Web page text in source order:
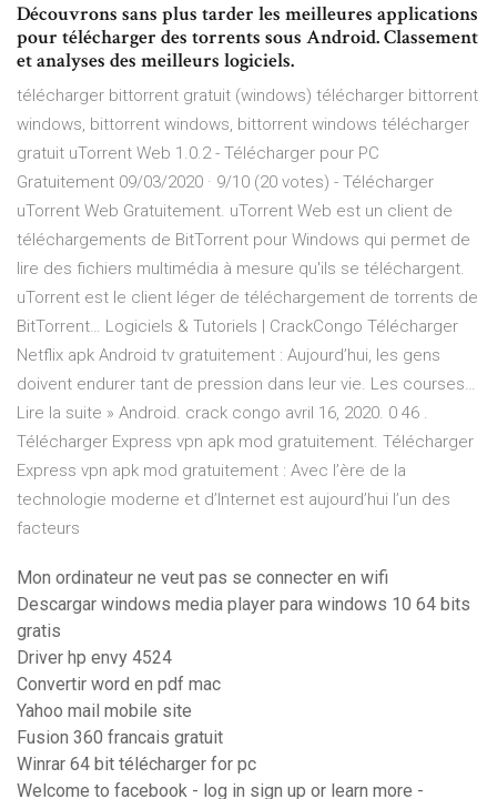
Découvrons sans plus tarder les meilleures applications
pour télécharger des torrents sous Android. Classement
et analyses des meilleurs logiciels.
télécharger bittorrent gratuit (windows) télécharger bittorrent
windows, bittorrent windows, bittorrent windows télécharger
gratuit uTorrent Web 1.0.2 - Télécharger pour PC
Gratuitement 09/03/2020 · 9/10 (20 votes) - Télécharger
uTorrent Web Gratuitement. uTorrent Web est un client de
téléchargements de BitTorrent pour Windows qui permet de
lire des fichiers multimédia à mesure qu'ils se téléchargent.
uTorrent est le client léger de téléchargement de torrents de
BitTorrent… Logiciels & Tutoriels | CrackCongo Télécharger
Netflix apk Android tv gratuitement : Aujourd’hui, les gens
doivent endurer tant de pression dans leur vie. Les courses…
Lire la suite » Android. crack congo avril 16, 2020. 0 46 .
Télécharger Express vpn apk mod gratuitement. Télécharger
Express vpn apk mod gratuitement : Avec l’ère de la
technologie moderne et d’Internet est aujourd’hui l’un des
facteurs
Mon ordinateur ne veut pas se connecter en wifi
Descargar windows media player para windows 10 64 bits
gratis
Driver hp envy 4524
Convertir word en pdf mac
Yahoo mail mobile site
Fusion 360 francais gratuit
Winrar 64 bit télécharger for pc
Welcome to facebook - log in sign up or learn more -